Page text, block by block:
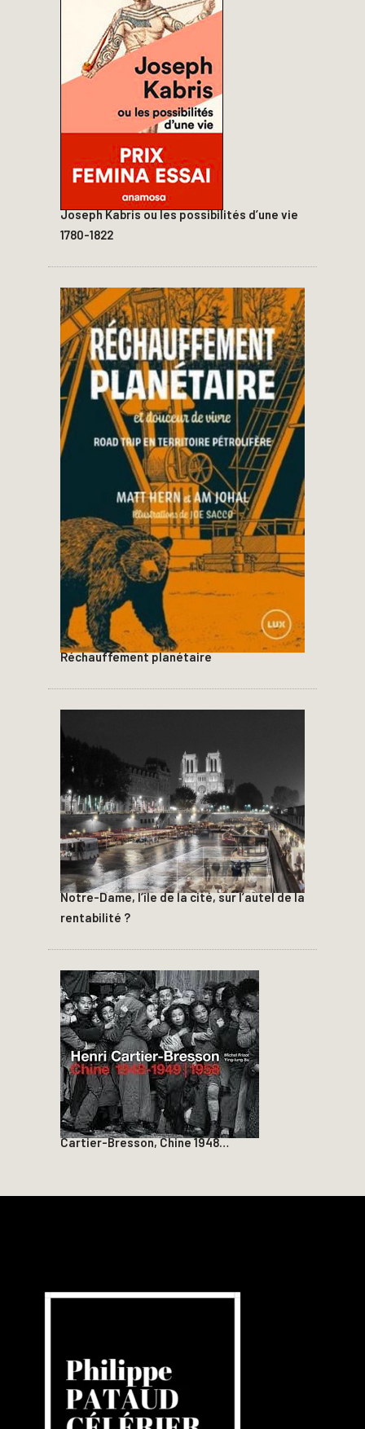
Joseph Kabris ou les possibilités d’une vie
1780-1822
Réchauffement planétaire
Notre-Dame, l’île de la cité, sur l’autel de la
rentabilité ?
Cartier-Bresson, Chine 1948…